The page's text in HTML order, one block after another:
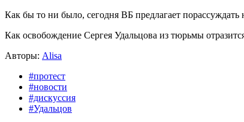
Как бы то ни было, сегодня ВБ предлагает порассуждать
Как освобождение Сергея Удальцова из тюрьмы
Авторы: Alisa
#протест
#новости
#дискуссия
#Удальцов